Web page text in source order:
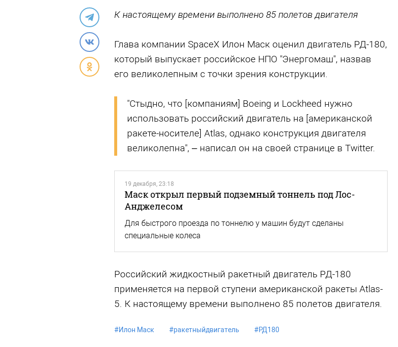
К настоящему времени выполнено 85 полетов двигателя
Глава компании SpaceX Илон Маск оценил двигатель РД-180,
который выпускает российское НПО "Энергомаш", назвав
его великолепным с точки зрения конструкции.
"Стыдно, что [компаниям] Boeing и Lockheed нужно
использовать российский двигатель на [американской
ракете-носителе] Atlas, однако конструкция двигателя
великолепна", – написал он на своей странице в Twitter.
19 декабря, 23:18
Маск открыл первый подземный тоннель под Лос-
Анджелесом
Для быстрого проезда по тоннелю у машин будут сделаны
специальные колеса
Российский жидкостный ракетный двигатель РД-180
применяется на первой ступени американской ракеты Atlas-
5. К настоящему времени выполнено 85 полетов двигателя.
#Илон Маск #ракетныйдвигатель #РД180